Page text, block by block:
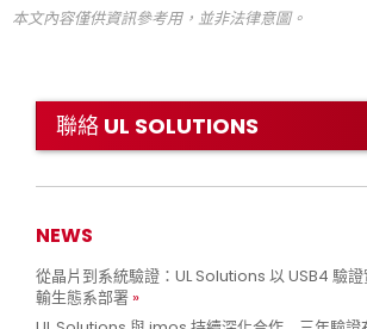
本文內容僅供資訊參考用，並非法律意圖。
聯絡 UL SOLUTIONS
NEWS
從晶片到系統驗證：UL Solutions 以 USB4 驗
輸生態系部署